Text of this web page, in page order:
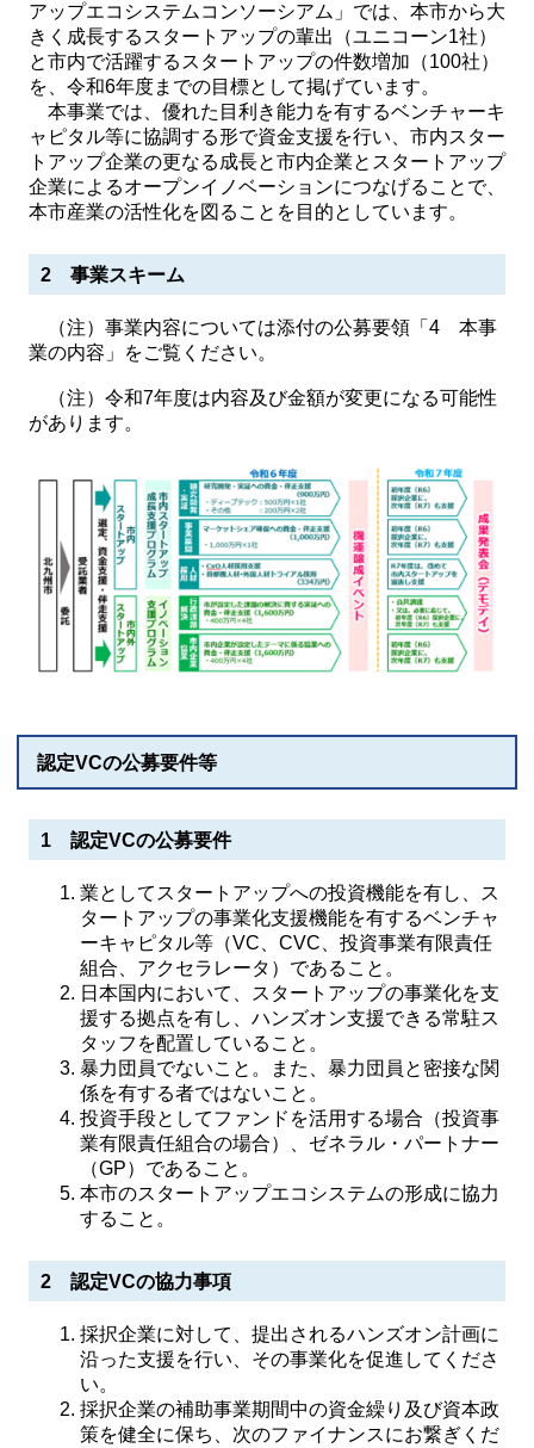
アップエコシステムコンソーシアム」では、本市から大
きく成長するスタートアップの輩出（ユニコーン1社）
と市内で活躍するスタートアップの件数増加（100社）
を、令和6年度までの目標として掲げています。
本事業では、優れた目利き能力を有するベンチャーキ
ャピタル等に協調する形で資金支援を行い、市内スター
トアップ企業の更なる成長と市内企業とスタートアップ
企業によるオープンイノベーションにつなげることで、
本市産業の活性化を図ることを目的としています。
2 事業スキーム
（注）事業内容については添付の公募要領「4 本事
業の内容」をご覧ください。
（注）令和7年度は内容及び金額が変更になる可能性
があります。
認定VCの公募要件等
1 認定VCの公募要件
業としてスタートアップへの投資機能を有し、ス
タートアップの事業化支援機能を有するベンチャ
ーキャピタル等（VC、CVC、投資事業有限責任
組合、アクセラレータ）であること。
日本国内において、スタートアップの事業化を支
援する拠点を有し、ハンズオン支援できる常駐ス
タッフを配置していること。
暴力団員でないこと。また、暴力団員と密接な関
係を有する者ではないこと。
投資手段としてファンドを活用する場合（投資事
業有限責任組合の場合）、ゼネラル・パートナー
（GP）であること。
本市のスタートアップエコシステムの形成に協力
すること。
2 認定VCの協力事項
採択企業に対して、提出されるハンズオン計画に
沿った支援を行い、その事業化を促進してくださ
い。
採択企業の補助事業期間中の資金繰り及び資本政
策を健全に保ち、次のファイナンスにお繋ぎくだ